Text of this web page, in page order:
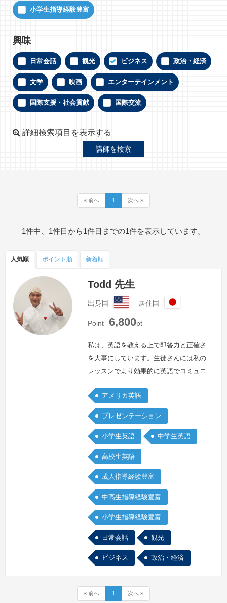
小学生指導経験豊富
興味
日常会話 観光 ビジネス 政治・経済
文学 映画 エンターテインメント
国際支援・社会貢献 国際交流
詳細検索項目を表示する
« 前へ 1 次へ »
1件中、1件目から1件目までの1件を表示しています。
人気順 ポイント 順 新着順
Todd 先生
出身国
ア
メ
カ
合
衆
居住国
日
Point 6,800pt
私は、英語を教える上で即答力と正確さ
を大事にしています。生徒さんには私の
レッスンでより効果的に英語でコミュニ
と思っています。一緒に頑張りましょ
う！！<事務局コメント>ファッション
が好きで毎日いろんなコーディネートで
出勤しています。明るくフレンドリーな
先生で、子どもから大人まで、生徒さん
に熱心にたくさん話しかけてくれます。
続きを見る »
アメリカ英語
プレゼンテーション
小学生英語 中学生英語
高校生英語
成人指導経験豊富
中高生指導経験豊富
小学生指導経験豊富
日常会話 観光
ビジネス 政治・経済
« 前へ 1 次へ »